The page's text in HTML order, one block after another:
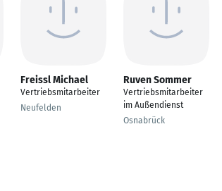
Freissl Michael
Vertriebsmitarbeiter
Neufelden
Ruven Sommer
Vertriebsmitarbeiter
im Außendienst
Osnabrück